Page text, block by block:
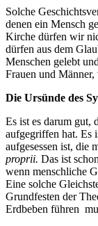
Solche
denen ein Mensch
Kirche dürfen wir
dürfen aus dem
Menschen gelebt
Frauen und
Die Ursünde des
Es ist es darum gut,
aufgegriffen hat. Es
aufgesessen ist, die
proprii. Das ist
wenn menschliche
Eine solche
Grundfesten der
Erdbeben führen